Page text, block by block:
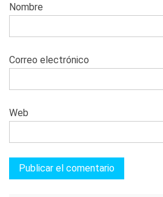
Nombre
Correo electrónico
Web